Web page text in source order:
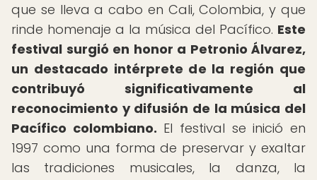
que se lleva a cabo en Cali, Colombia, y que
rinde homenaje a la música del Pacífico. Este
festival surgió en honor a Petronio Álvarez,
un destacado intérprete de la región que
contribuyó significativamente al
reconocimiento y difusión de la música del
Pacífico colombiano. El festival se inició en
1997 como una forma de preservar y exaltar
las tradiciones musicales, la danza, la